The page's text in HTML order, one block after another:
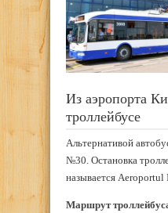
Из аэропорта
троллейбусе
Альтернативой
№30. Остановка
называется Aeroportul
Маршрут